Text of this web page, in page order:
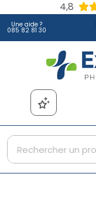
4,8
Une aide ?
085 82 81 30